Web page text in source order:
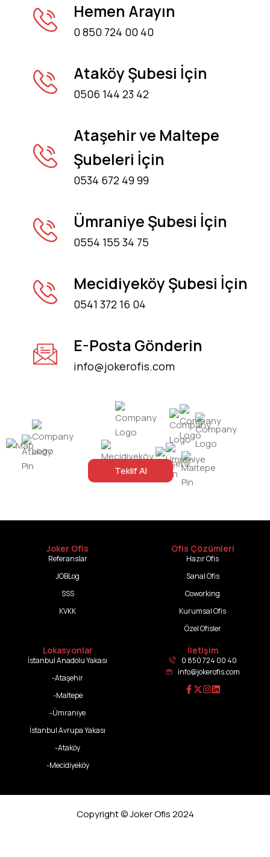
Hemen Arayın
0 850 724 00 40
Ataköy Şubesi İçin
0506 144 23 42
Ataşehir ve Maltepe
Şubeleri İçin
0534 672 49 99
Ümraniye Şubesi İçin
0554 155 34 75
Mecidiyeköy Şubesi İçin
0541 372 16 04
E-Posta Gönderin
info@jokerofis.com
Teklif Al
Joker Ofis
Referanslar
JOBLog
SSS
KVKK
Ofis Çözümleri
Hazır Ofis
Sanal Ofis
Coworking
Kurumsal Ofis
Özel Ofisler
Lokasyonlar
İstanbul Anadolu Yakası
-Ataşehir
-Maltepe
-Ümraniye
İstanbul Avrupa Yakası
-Ataköy
-Mecidiyeköy
İletişim
0 850 724 00 40
info@jokerofis.com
Copyright © Joker Ofis 2024